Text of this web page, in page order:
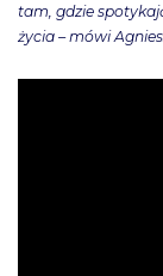
tam, gdzie
życia – mówi